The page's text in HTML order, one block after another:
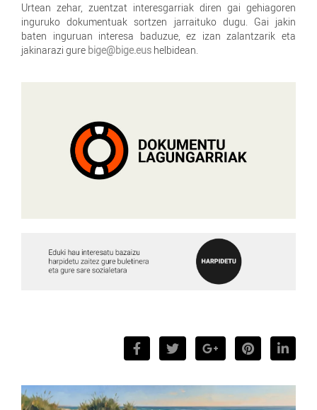
Urtean zehar, zuentzat interesgarriak diren gai gehiagoren
inguruko dokumentuak sortzen jarraituko dugu. Gai jakin
baten inguruan interesa baduzue, ez izan zalantzarik eta
jakinarazi gure bige@bige.eus helbidean.